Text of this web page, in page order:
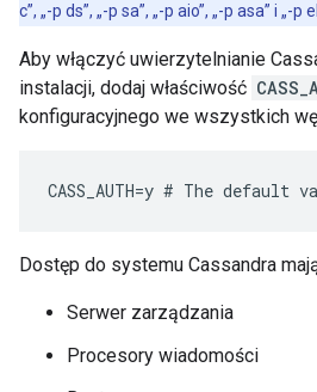
c”, „-p ds”, „-p sa”, „-p aio”, „-p asa” i „-
Aby włączyć uwierzytelnianie
instalacji, dodaj właściwość
konfiguracyjnego we wszystkich
CASS_AUTH=y # The default
Dostęp do systemu Cassandra
Serwer zarządzania
Procesory wiadomości